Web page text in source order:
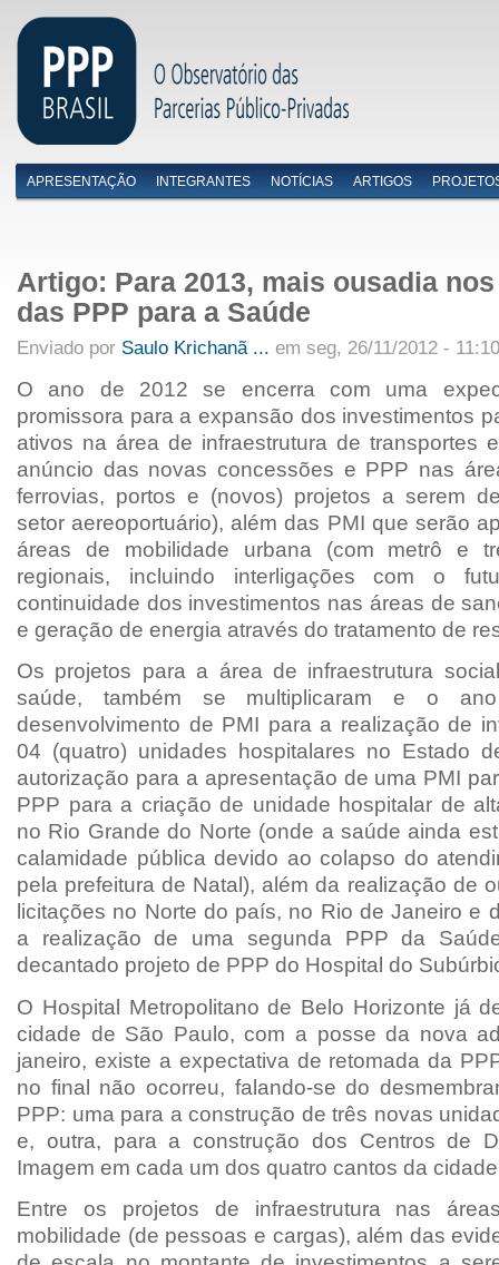
Menu primário
APRESENTAÇÃO INTEGRANTES NOTÍCIAS ARTIGOS
Artigo: Para 2013, mais ousadia
das PPP para a Saúde
Enviado por Saulo Krichanã ... em seg, 26/11/2012 - 11:10
O ano de 2012 se encerra com uma
promissora para a expansão dos investimentos
ativos na área de infraestrutura de transportes
anúncio das novas concessões e PPP nas
ferrovias, portos e (novos) projetos a serem
setor aereoportuário), além das PMI que serão
áreas de mobilidade urbana (com metrô e
regionais, incluindo interligações com o
continuidade dos investimentos nas áreas de
e geração de energia através do tratamento de
Os projetos para a área de infraestrutura
saúde, também se multiplicaram e o
desenvolvimento de PMI para a realização de
04 (quatro) unidades hospitalares no Estado
autorização para a apresentação de uma PMI
PPP para a criação de unidade hospitalar de
no Rio Grande do Norte (onde a saúde ainda
calamidade pública devido ao colapso do
pela prefeitura de Natal), além da realização de
licitações no Norte do país, no Rio de Janeiro e
a realização de uma segunda PPP da
decantado projeto de PPP do Hospital do
O Hospital Metropolitano de Belo Horizonte já
cidade de São Paulo, com a posse da nova
janeiro, existe a expectativa de retomada da
no final não ocorreu, falando-se do
PPP: uma para a construção de três novas
e, outra, para a construção dos Centros de
Imagem em cada um dos quatro cantos da
Entre os projetos de infraestrutura nas
mobilidade (de pessoas e cargas), além das